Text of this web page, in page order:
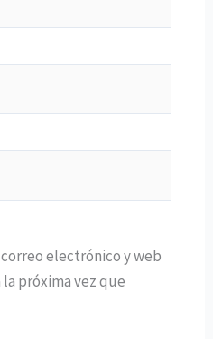
electrónico y web
próxima vez que